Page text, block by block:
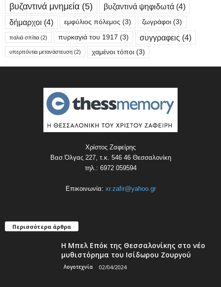
βυζαντινά μνημεία (5) βυζαντινά ψηφιδωτά (4)
δήμαρχοι (4) εμφύλιος πόλεμος (3) ζωγράφοι (3)
παλιά σπίτια (2) πυρκαγιά του 1917 (3) συγγραφεις (4)
υπερπόντια μετανάστευση (2) χαμένοι τόποι (3)
Χρίστος Ζαφείρης
Βασ.Όλγας 227, τ.κ. 546 46 Θεσσαλονίκη
τηλ.: 6972 059594
Επικοινωνία: xr.zafir@yahoo.gr
Περισσότερα άρθρα
Η Μπελ Επόκ της Θεσσαλονίκης στο νέο
μυθιστόρημα του Ισίδωρου Ζουργού
Λογοτεχνία 02/04/2024